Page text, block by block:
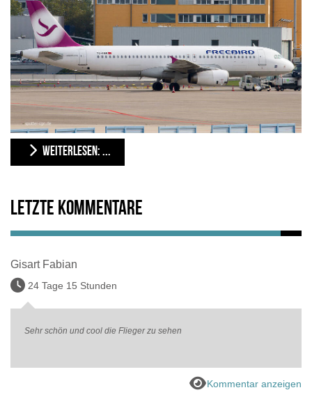
WEITERLESEN: ...
Letzte Kommentare
Gisart Fabian
24 Tage 15 Stunden
Sehr schön und cool die Flieger zu sehen
Kommentar anzeigen